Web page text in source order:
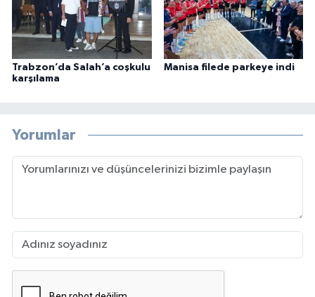
Trabzon’da Salah’a coşkulu
karşılama
Manisa filede parkeye indi
Yorumlar